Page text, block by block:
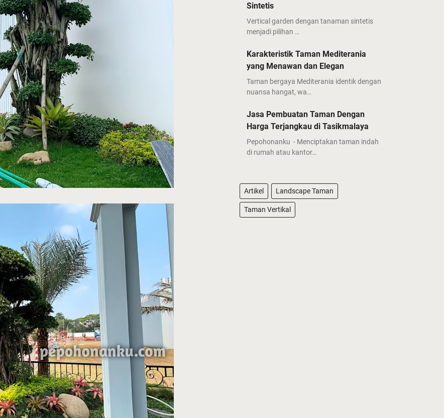
Sintetis
Vertical garden dengan tanaman sintetis
menjadi pilihan …
Karakteristik Taman Mediterania
yang Menawan dan Elegan
Taman bergaya Mediterania identik dengan
nuansa hangat, wa…
Jasa Pembuatan Taman Dengan
Harga Terjangkau di Tasikmalaya
Pepohonanku - Menciptakan taman indah
di rumah atau kantor…
Artikel Landscape Taman
Taman Vertikal